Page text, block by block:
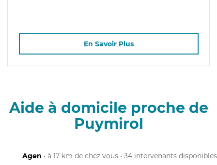
En Savoir Plus
Aide à domicile proche de
Puymirol
Agen • à 17 km de chez vous • 34 intervenants disponibles